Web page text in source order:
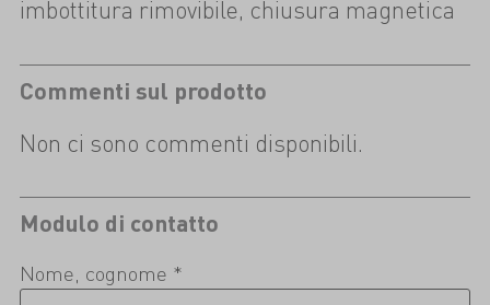
imbottitura rimovibile, chiusura magnetica
Commenti sul prodotto
Non ci sono commenti disponibili.
Modulo di contatto
Nome, cognome *